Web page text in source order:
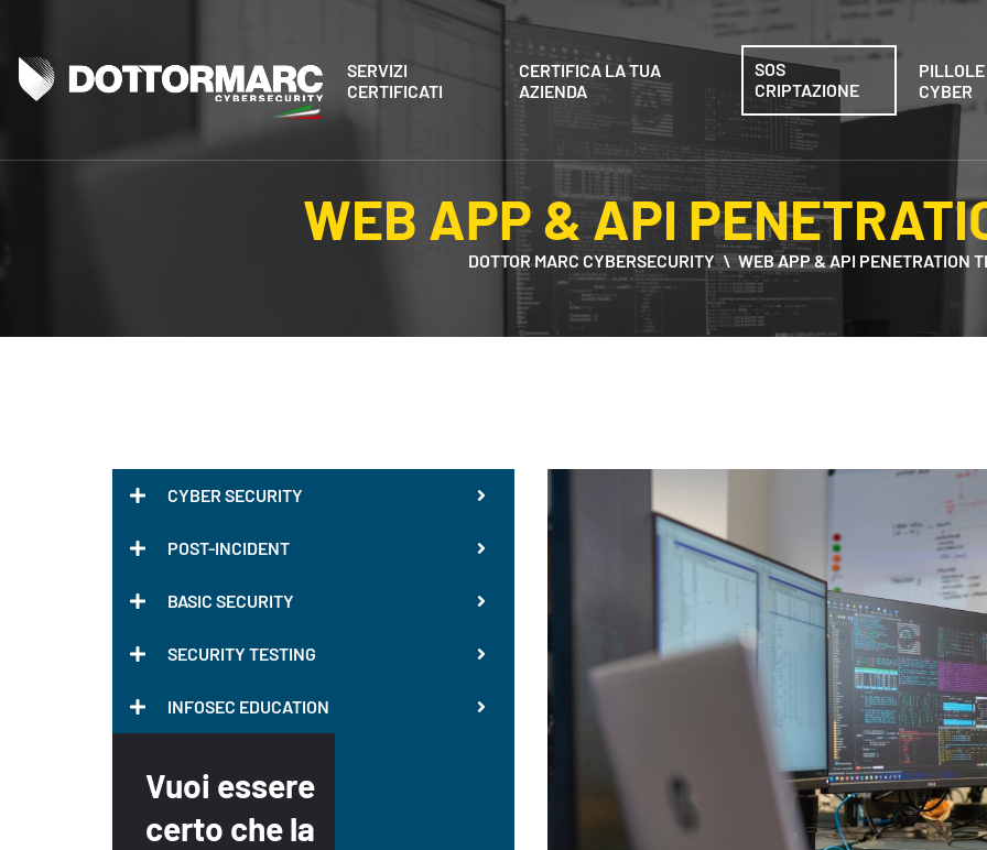
SERVIZI
CERTIFICATI
CERTIFICA LA TUA
AZIENDA
SOS
CRIPTAZIONE
PILLOLE
CYBER
WEB APP & API
DOTTOR MARC CYBERSECURITY WEB APP & API PENETRATION
CYBER SECURITY
POST-INCIDENT
BASIC SECURITY
SECURITY TESTING
INFOSEC EDUCATION
Vuoi essere
certo che la